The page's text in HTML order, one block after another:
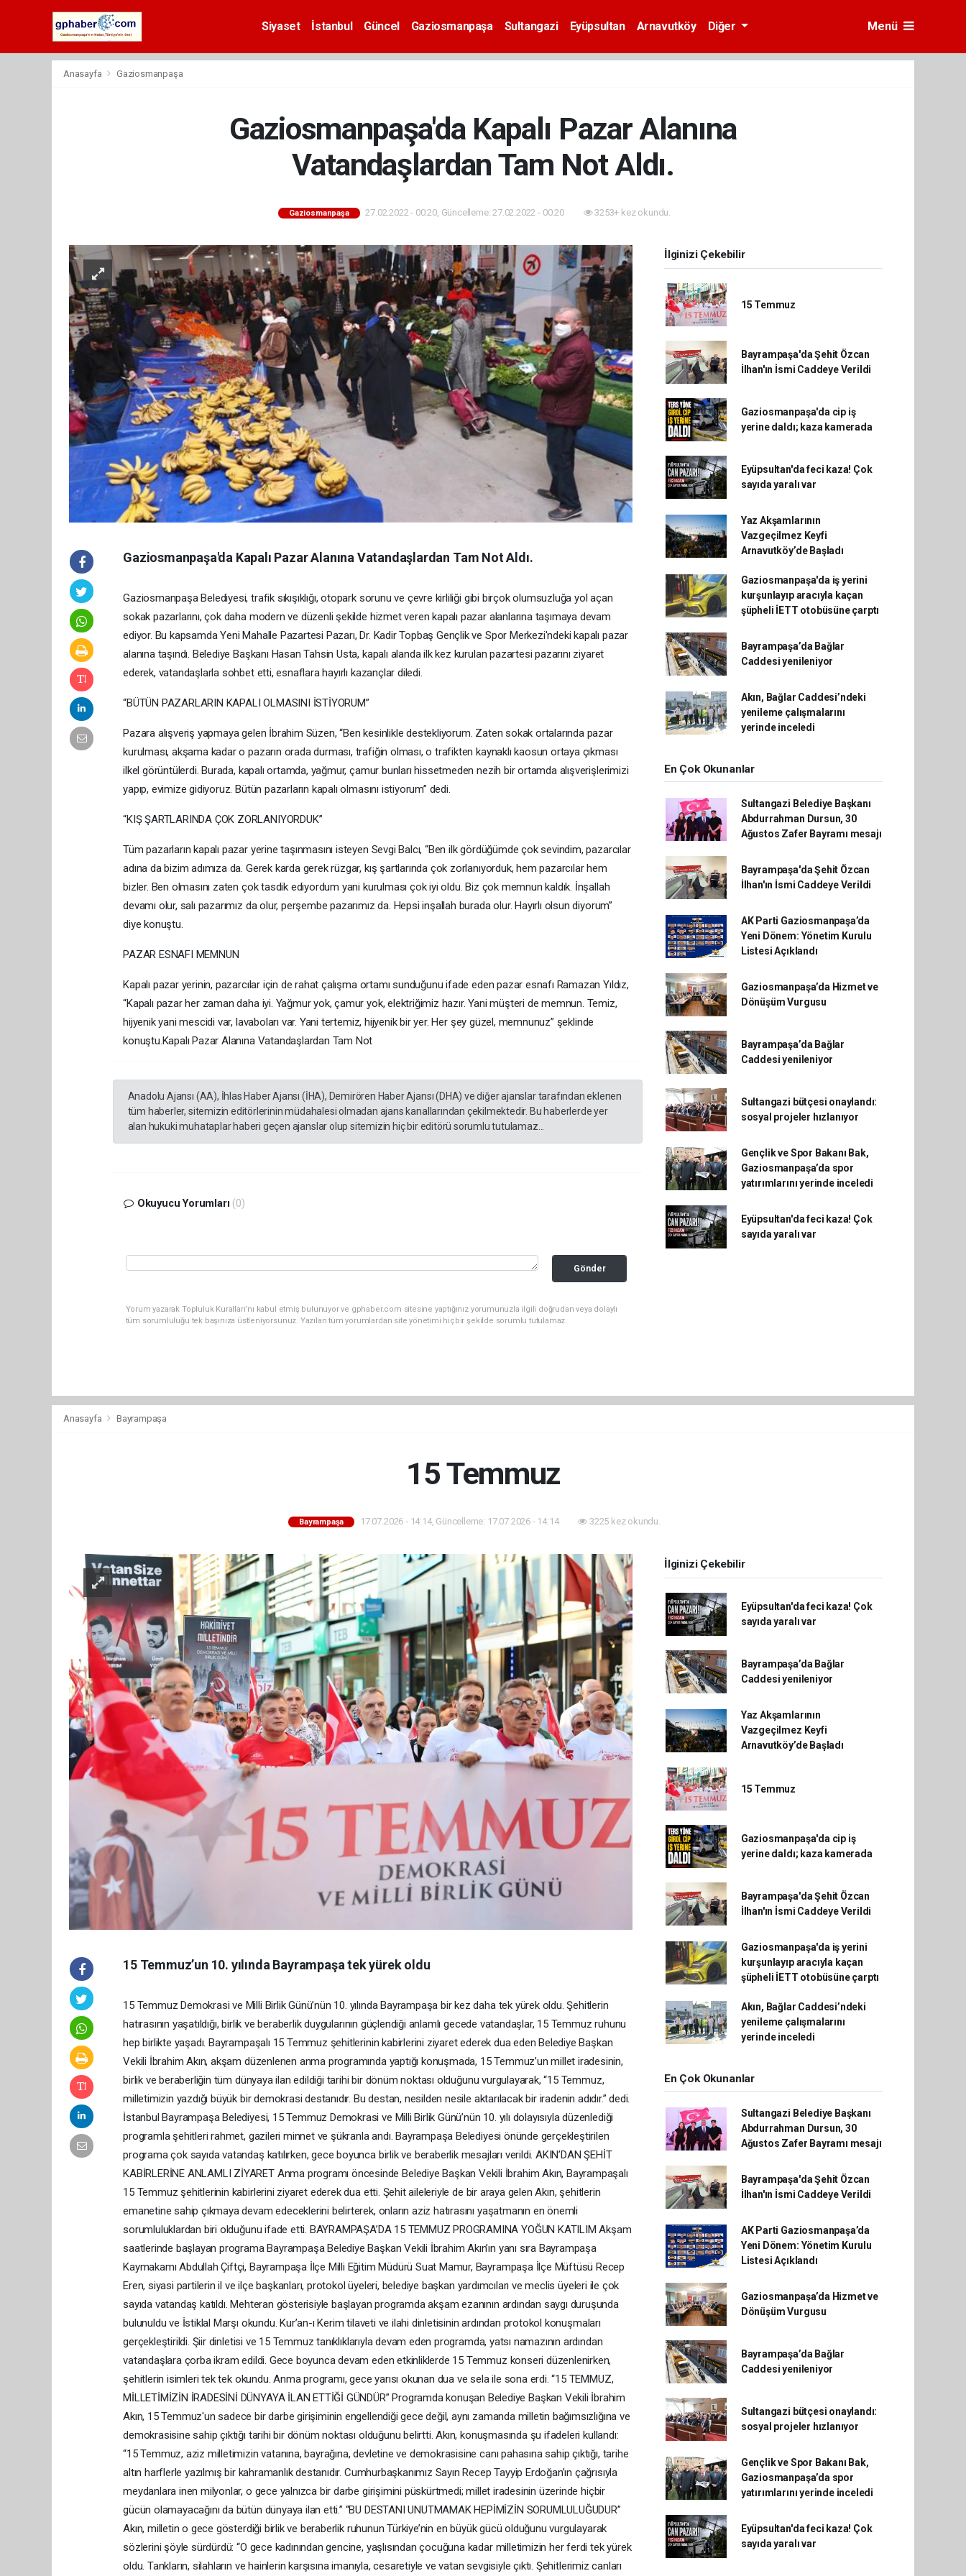
Siyaset İstanbul Güncel Gaziosmanpaşa Sultangazi Eyüpsultan Arnavutköy Diğer Menü
Anasayfa Gaziosmanpaşa
Gaziosmanpaşa'da Kapalı Pazar Alanına
Vatandaşlardan Tam Not Aldı.
Gaziosmanpaşa 27.02.2022 - 00:20, Güncelleme: 27.02.2022 - 00:20 3253+ kez okundu.
Gaziosmanpaşa'da Kapalı Pazar Alanına Vatandaşlardan Tam Not Aldı.
Gaziosmanpaşa Belediyesi, trafik sıkışıklığı, otopark sorunu ve çevre kirliliği gibi birçok olumsuzluğa yol açan
sokak pazarlarını, çok daha modern ve düzenli şekilde hizmet veren kapalı pazar alanlarına taşımaya devam
ediyor. Bu kapsamda Yeni Mahalle Pazartesi Pazarı, Dr. Kadir Topbaş Gençlik ve Spor Merkezi'ndeki kapalı pazar
alanına taşındı. Belediye Başkanı Hasan Tahsin Usta, kapalı alanda ilk kez kurulan pazartesi pazarını ziyaret
ederek, vatandaşlarla sohbet etti, esnaflara hayırlı kazançlar diledi.
“BÜTÜN PAZARLARIN KAPALI OLMASINI İSTİYORUM”
Pazara alışveriş yapmaya gelen İbrahim Süzen, “Ben kesinlikle destekliyorum. Zaten sokak ortalarında pazar
kurulması, akşama kadar o pazarın orada durması, trafiğin olması, o trafikten kaynaklı kaosun ortaya çıkması
ilkel görüntülerdi. Burada, kapalı ortamda, yağmur, çamur bunları hissetmeden nezih bir ortamda alışverişlerimizi
yapıp, evimize gidiyoruz. Bütün pazarların kapalı olmasını istiyorum” dedi.
“KIŞ ŞARTLARINDA ÇOK ZORLANIYORDUK”
Tüm pazarların kapalı pazar yerine taşınmasını isteyen Sevgi Balcı, “Ben ilk gördüğümde çok sevindim, pazarcılar
adına da bizim adımıza da. Gerek karda gerek rüzgar, kış şartlarında çok zorlanıyorduk, hem pazarcılar hem
bizler. Ben olmasını zaten çok tasdik ediyordum yani kurulması çok iyi oldu. Biz çok memnun kaldık. İnşallah
devamı olur, salı pazarımız da olur, perşembe pazarımız da. Hepsi inşallah burada olur. Hayırlı olsun diyorum”
diye konuştu.
PAZAR ESNAFI MEMNUN
Kapalı pazar yerinin, pazarcılar için de rahat çalışma ortamı sunduğunu ifade eden pazar esnafı Ramazan Yıldız,
“Kapalı pazar her zaman daha iyi. Yağmur yok, çamur yok, elektriğimiz hazır. Yani müşteri de memnun. Temiz,
hijyenik yani mescidi var, lavaboları var. Yani tertemiz, hijyenik bir yer. Her şey güzel, memnunuz” şeklinde
konuştu.Kapalı Pazar Alanına Vatandaşlardan Tam Not
Anadolu Ajansı (AA), İhlas Haber Ajansı (İHA), Demirören Haber Ajansı (DHA) ve diğer ajanslar tarafından eklenen
tüm haberler, sitemizin editörlerinin müdahalesi olmadan ajans kanallarından çekilmektedir. Bu haberlerde yer
alan hukuki muhataplar haberi geçen ajanslar olup sitemizin hiç bir editörü sorumlu tutulamaz...
Okuyucu Yorumları (0)
Gönder
Yorum yazarak Topluluk Kuralları’nı kabul etmiş bulunuyor ve gphaber.com sitesine yaptığınız yorumunuzla ilgili doğrudan veya dolaylı
tüm sorumluluğu tek başınıza üstleniyorsunuz. Yazılan tüm yorumlardan site yönetimi hiçbir şekilde sorumlu tutulamaz.
İlginizi Çekebilir
15 Temmuz
Bayrampaşa'da Şehit Özcan
İlhan'ın İsmi Caddeye Verildi
Gaziosmanpaşa'da cip iş
yerine daldı; kaza kamerada
Eyüpsultan'da feci kaza! Çok
sayıda yaralı var
Yaz Akşamlarının
Vazgeçilmez Keyfi
Arnavutköy’de Başladı
Gaziosmanpaşa'da iş yerini
kurşunlayıp aracıyla kaçan
şüpheli İETT otobüsüne çarptı
Bayrampaşa’da Bağlar
Caddesi yenileniyor
Akın, Bağlar Caddesi’ndeki
yenileme çalışmalarını
yerinde inceledi
En Çok Okunanlar
Sultangazi Belediye Başkanı
Abdurrahman Dursun, 30
Ağustos Zafer Bayramı mesajı
Bayrampaşa'da Şehit Özcan
İlhan'ın İsmi Caddeye Verildi
AK Parti Gaziosmanpaşa’da
Yeni Dönem: Yönetim Kurulu
Listesi Açıklandı
Gaziosmanpaşa’da Hizmet ve
Dönüşüm Vurgusu
Bayrampaşa’da Bağlar
Caddesi yenileniyor
Sultangazi bütçesi onaylandı:
sosyal projeler hızlanıyor
Gençlik ve Spor Bakanı Bak,
Gaziosmanpaşa’da spor
yatırımlarını yerinde inceledi
Eyüpsultan'da feci kaza! Çok
sayıda yaralı var
Anasayfa Bayrampaşa
15 Temmuz
Bayrampaşa 17.07.2026 - 14:14, Güncelleme: 17.07.2026 - 14:14 3225 kez okundu.
15 Temmuz’un 10. yılında Bayrampaşa tek yürek oldu
15 Temmuz Demokrasi ve Milli Birlik Günü’nün 10. yılında Bayrampaşa bir kez daha tek yürek oldu. Şehitlerin
hatırasının yaşatıldığı, birlik ve beraberlik duygularının güçlendiği anlamlı gecede vatandaşlar, 15 Temmuz ruhunu
hep birlikte yaşadı. Bayrampaşalı 15 Temmuz şehitlerinin kabirlerini ziyaret ederek dua eden Belediye Başkan
Vekili İbrahim Akın, akşam düzenlenen anma programında yaptığı konuşmada, 15 Temmuz’un millet iradesinin,
birlik ve beraberliğin tüm dünyaya ilan edildiği tarihi bir dönüm noktası olduğunu vurgulayarak, “15 Temmuz,
milletimizin yazdığı büyük bir demokrasi destanıdır. Bu destan, nesilden nesile aktarılacak bir iradenin adıdır.” dedi.
İstanbul Bayrampaşa Belediyesi, 15 Temmuz Demokrasi ve Milli Birlik Günü’nün 10. yılı dolayısıyla düzenlediği
programla şehitleri rahmet, gazileri minnet ve şükranla andı. Bayrampaşa Belediyesi önünde gerçekleştirilen
programa çok sayıda vatandaş katılırken, gece boyunca birlik ve beraberlik mesajları verildi. AKIN’DAN ŞEHİT
KABİRLERİNE ANLAMLI ZİYARET Anma programı öncesinde Belediye Başkan Vekili İbrahim Akın, Bayrampaşalı
15 Temmuz şehitlerinin kabirlerini ziyaret ederek dua etti. Şehit aileleriyle de bir araya gelen Akın, şehitlerin
emanetine sahip çıkmaya devam edeceklerini belirterek, onların aziz hatırasını yaşatmanın en önemli
sorumluluklardan biri olduğunu ifade etti. BAYRAMPAŞA’DA 15 TEMMUZ PROGRAMINA YOĞUN KATILIM Akşam
saatlerinde başlayan programa Bayrampaşa Belediye Başkan Vekili İbrahim Akın’ın yanı sıra Bayrampaşa
Kaymakamı Abdullah Çiftçi, Bayrampaşa İlçe Milli Eğitim Müdürü Suat Mamur, Bayrampaşa İlçe Müftüsü Recep
Eren, siyasi partilerin il ve ilçe başkanları, protokol üyeleri, belediye başkan yardımcıları ve meclis üyeleri ile çok
sayıda vatandaş katıldı. Mehteran gösterisiyle başlayan programda akşam ezanının ardından saygı duruşunda
bulunuldu ve İstiklal Marşı okundu. Kur’an-ı Kerim tilaveti ve ilahi dinletisinin ardından protokol konuşmaları
gerçekleştirildi. Şiir dinletisi ve 15 Temmuz tanıklıklarıyla devam eden programda, yatsı namazının ardından
vatandaşlara çorba ikram edildi. Gece boyunca devam eden etkinliklerde 15 Temmuz konseri düzenlenirken,
şehitlerin isimleri tek tek okundu. Anma programı, gece yarısı okunan dua ve sela ile sona erdi. “15 TEMMUZ,
MİLLETİMİZİN İRADESİNİ DÜNYAYA İLAN ETTİĞİ GÜNDÜR” Programda konuşan Belediye Başkan Vekili İbrahim
Akın, 15 Temmuz'un sadece bir darbe girişiminin engellendiği gece değil, aynı zamanda milletin bağımsızlığına ve
demokrasisine sahip çıktığı tarihi bir dönüm noktası olduğunu belirtti. Akın, konuşmasında şu ifadeleri kullandı:
“15 Temmuz, aziz milletimizin vatanına, bayrağına, devletine ve demokrasisine canı pahasına sahip çıktığı, tarihe
altın harflerle yazılmış bir kahramanlık destanıdır. Cumhurbaşkanımız Sayın Recep Tayyip Erdoğan’ın çağrısıyla
meydanlara inen milyonlar, o gece yalnızca bir darbe girişimini püskürtmedi; millet iradesinin üzerinde hiçbir
gücün olamayacağını da bütün dünyaya ilan etti.” “BU DESTANI UNUTMAMAK HEPİMİZİN SORUMLULUĞUDUR”
Akın, milletin o gece gösterdiği birlik ve beraberlik ruhunun Türkiye’nin en büyük gücü olduğunu vurgulayarak
sözlerini şöyle sürdürdü: “O gece kadınından gencine, yaşlısından çocuğuna kadar milletimizin her ferdi tek yürek
oldu. Tankların, silahların ve hainlerin karşısına imanıyla, cesaretiyle ve vatan sevgisiyle çıktı. Şehitlerimiz canları
İlginizi Çekebilir
Eyüpsultan'da feci kaza! Çok
sayıda yaralı var
Bayrampaşa’da Bağlar
Caddesi yenileniyor
Yaz Akşamlarının
Vazgeçilmez Keyfi
Arnavutköy’de Başladı
15 Temmuz
Gaziosmanpaşa'da cip iş
yerine daldı; kaza kamerada
Bayrampaşa'da Şehit Özcan
İlhan'ın İsmi Caddeye Verildi
Gaziosmanpaşa'da iş yerini
kurşunlayıp aracıyla kaçan
şüpheli İETT otobüsüne çarptı
Akın, Bağlar Caddesi’ndeki
yenileme çalışmalarını
yerinde inceledi
En Çok Okunanlar
Sultangazi Belediye Başkanı
Abdurrahman Dursun, 30
Ağustos Zafer Bayramı mesajı
Bayrampaşa'da Şehit Özcan
İlhan'ın İsmi Caddeye Verildi
AK Parti Gaziosmanpaşa’da
Yeni Dönem: Yönetim Kurulu
Listesi Açıklandı
Gaziosmanpaşa’da Hizmet ve
Dönüşüm Vurgusu
Bayrampaşa’da Bağlar
Caddesi yenileniyor
Sultangazi bütçesi onaylandı:
sosyal projeler hızlanıyor
Gençlik ve Spor Bakanı Bak,
Gaziosmanpaşa’da spor
yatırımlarını yerinde inceledi
Eyüpsultan'da feci kaza! Çok
sayıda yaralı var